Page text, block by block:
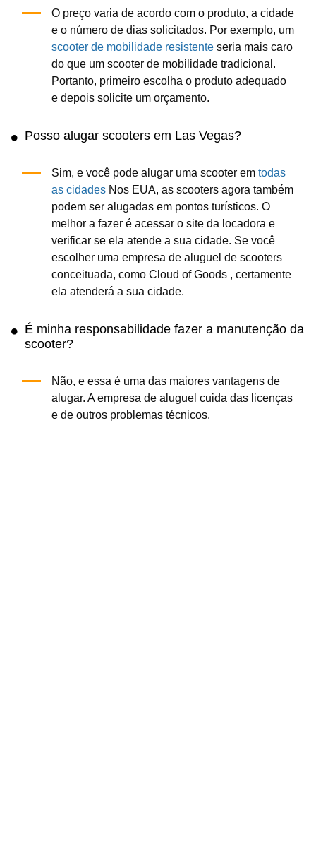
O preço varia de acordo com o produto, a cidade
e o número de dias solicitados. Por exemplo, um
scooter de mobilidade resistente seria mais caro
do que um scooter de mobilidade tradicional.
Portanto, primeiro escolha o produto adequado
e depois solicite um orçamento.
Posso alugar scooters em Las Vegas?
Sim, e você pode alugar uma scooter em todas
as cidadesNos EUA, as scooters agora também
podem ser alugadas em pontos turísticos. O
melhor a fazer é acessar o site da locadora e
verificar se ela atende a sua cidade. Se você
escolher uma empresa de aluguel de scooters
conceituada, como Cloud of Goods , certamente
ela atenderá a sua cidade.
É minha responsabilidade fazer a manutenção da
scooter?
Não, e essa é uma das maiores vantagens de
alugar. A empresa de aluguel cuida das licenças
e de outros problemas técnicos.